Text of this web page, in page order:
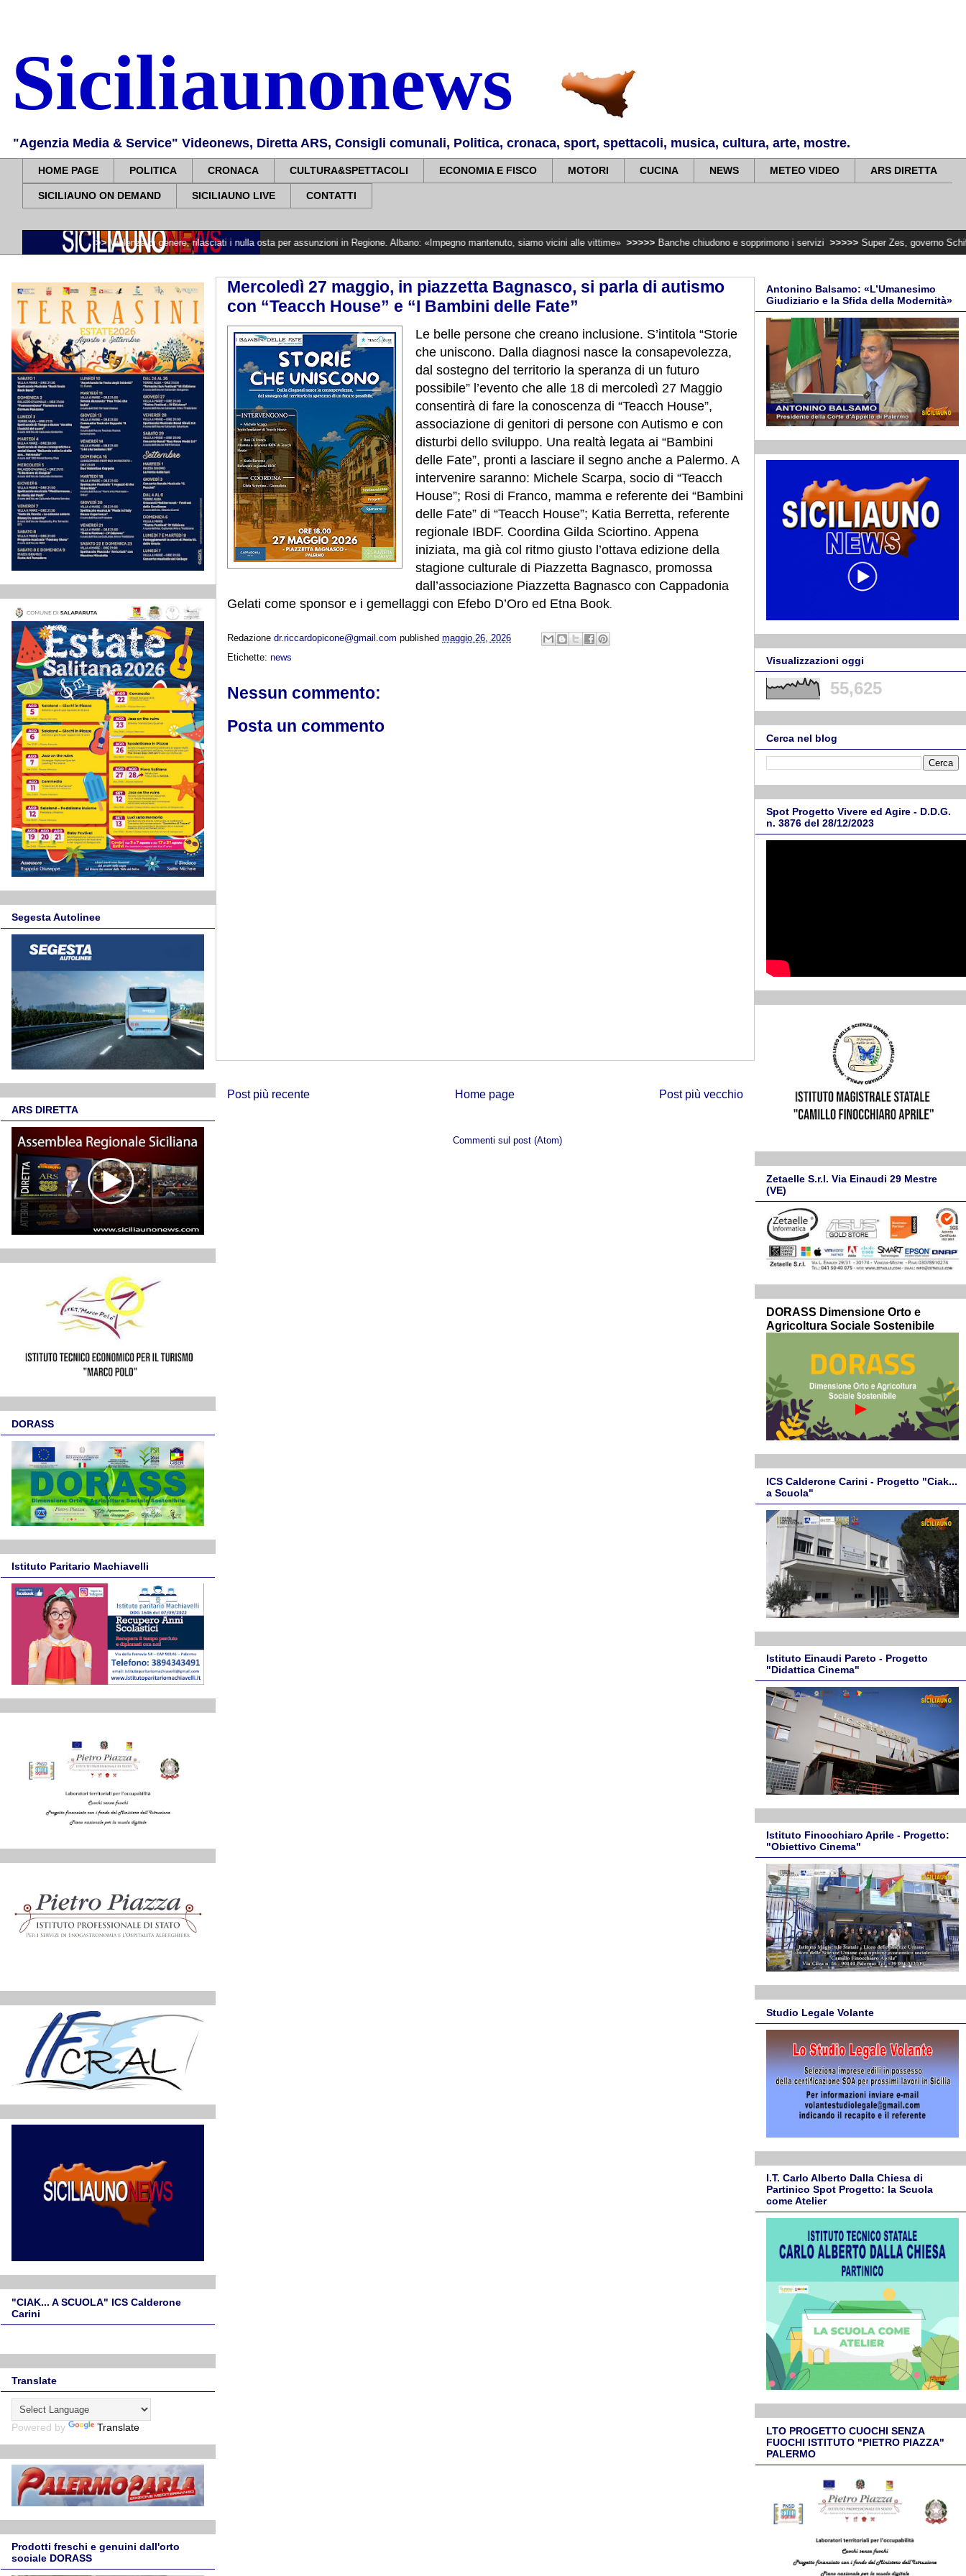
Siciliaunonews
"Agenzia Media & Service" Videonews, Diretta ARS, Consigli comunali, Politica, cronaca, sport, spettacoli, musica, cultura, arte, mostre.
HOME PAGE POLITICA CRONACA CULTURA&SPETTACOLI ECONOMIA E FISCO MOTORI CUCINA NEWS METEO VIDEO ARS DIRETTA
SICILIAUNO ON DEMAND SICILIAUNO LIVE CONTATTI
Violenza di genere, rilasciati i nulla osta per assunzioni in Regione. Albano: «Impegno mantenuto, siamo vicini alle vittime» >>>>> Banche chiudono e sopprimono i servizi >>>>> Super Zes, governo Schifani
Mercoledì 27 maggio, in piazzetta Bagnasco, si parla di autismo
con “Teacch House” e “I Bambini delle Fate”
Le belle persone che creano inclusione. S’intitola “Storie
che uniscono. Dalla diagnosi nasce la consapevolezza,
dal sostegno del territorio la speranza di un futuro
possibile” l’evento che alle 18 di mercoledì 27 Maggio
consentirà di fare la conoscenza di “Teacch House”,
associazione di genitori di persone con Autismo e con
disturbi dello sviluppo. Una realtà legata ai “Bambini
delle Fate”, pronti a lasciare il segno anche a Palermo. A
intervenire saranno: Michele Scarpa, socio di “Teacch
House”; Rosi di Franco, mamma e referente dei “Bambini
delle Fate” di “Teacch House”; Katia Berretta, referente
regionale IBDF. Coordina Gilda Sciortino. Appena
iniziata, ma già col ritmo giusto l’ottava edizione della
stagione culturale di Piazzetta Bagnasco, promossa
dall’associazione Piazzetta Bagnasco con Cappadonia
Gelati come sponsor e i gemellaggi con Efebo D’Oro ed Etna Book
Redazione dr.riccardopicone@gmail.com published maggio 26, 2026
Etichette: news
Nessun commento:
Posta un commento
Post più recente Post più vecchio
Home page
Commenti sul post (Atom)
Segesta Autolinee
ARS DIRETTA
DORASS
Istituto Paritario Machiavelli
"CIAK... A SCUOLA" ICS Calderone
Carini
Translate
Powered by Translate
Prodotti freschi e genuini dall'orto
sociale DORASS
Antonino Balsamo: «L’Umanesimo
Giudiziario e la Sfida della Modernità»
Visualizzazioni oggi
55,625
Cerca nel blog
Spot Progetto Vivere ed Agire - D.D.G.
n. 3876 del 28/12/2023
Zetaelle S.r.l. Via Einaudi 29 Mestre
(VE)
DORASS Dimensione Orto e
Agricoltura Sociale Sostenibile
ICS Calderone Carini - Progetto "Ciak...
a Scuola"
Istituto Einaudi Pareto - Progetto
"Didattica Cinema"
Istituto Finocchiaro Aprile - Progetto:
"Obiettivo Cinema"
Studio Legale Volante
I.T. Carlo Alberto Dalla Chiesa di
Partinico Spot Progetto: la Scuola
come Atelier
LTO PROGETTO CUOCHI SENZA
FUOCHI ISTITUTO "PIETRO PIAZZA"
PALERMO